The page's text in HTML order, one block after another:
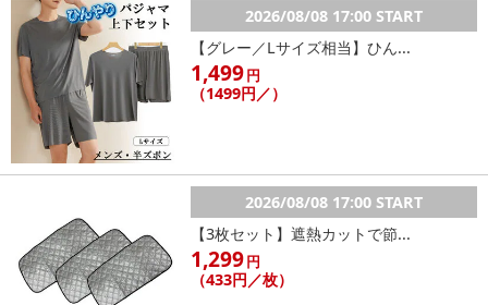
合がございます。
あらかじめご了承いただいた上でお申込みください。なお、本理由
によるお申込み後のキャンセル・返品交換は対応いたしかねます。
【お支払いについて】
※送料はお試し費用に含まれております。
※d払い、PayPay、au PAY、au PAY（auかんたん決済）、ソフトバ
ンクまとめて支払い、楽天ペイ、メルペイ、AEON Pay、Amazon
Payでお支払いの場合、決済のため外部サイトへ遷移します。
※予約商品は決済手段ごとに定められた決済期限日にお支払いを完
了することがございます。ご了承いただいたうえでお申し込みくだ
さい。
2026/08/08 17:00 START
【グレー／Lサイズ相当】ひん...
1,499円
（1499円／）
2026/08/08 17:00 START
【3枚セット】遮熱カットで節...
1,299円
（433円／枚）